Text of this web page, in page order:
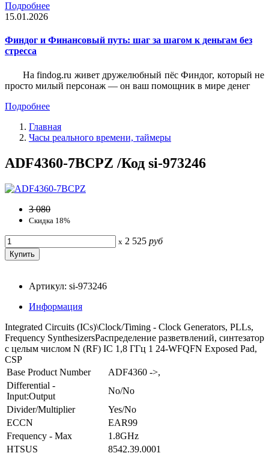
Подробнее
15.01.2026
Финдог и Финансовый путь: шаг за шагом к деньгам без
стресса
На findog.ru живет дружелюбный пёс Финдог, который не
просто милый персонаж — он ваш помощник в мире денег
Подробнее
Главная
Часы реального времени, таймеры
ADF4360-7BCPZ /Код si-973246
3 080
Скидка 18%
x 2 525 руб
Артикул: si-973246
Информация
Integrated Circuits (ICs)\Clock/Timing - Clock Generators, PLLs,
Frequency SynthesizersРаспределение разветвлений, синтезатор
с целым числом N (RF) IC 1,8 ГГц 1 24-WFQFN Exposed Pad,
CSP
Base Product Number
ADF4360 ->,
Differential -
Input:Output
No/No
Divider/Multiplier
Yes/No
ECCN
EAR99
Frequency - Max
1.8GHz
HTSUS
8542.39.0001